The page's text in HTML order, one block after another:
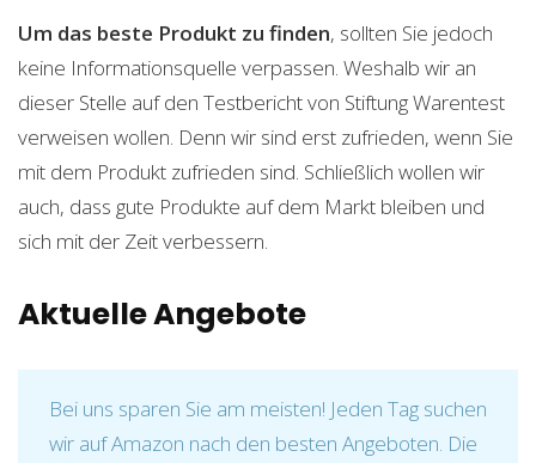
Um das beste Produkt zu finden, sollten Sie jedoch
keine Informationsquelle verpassen. Weshalb wir an
dieser Stelle auf den Testbericht von Stiftung Warentest
verweisen wollen. Denn wir sind erst zufrieden, wenn Sie
mit dem Produkt zufrieden sind. Schließlich wollen wir
auch, dass gute Produkte auf dem Markt bleiben und
sich mit der Zeit verbessern.
Aktuelle Angebote
Bei uns sparen Sie am meisten! Jeden Tag suchen
wir auf Amazon nach den besten Angeboten. Die